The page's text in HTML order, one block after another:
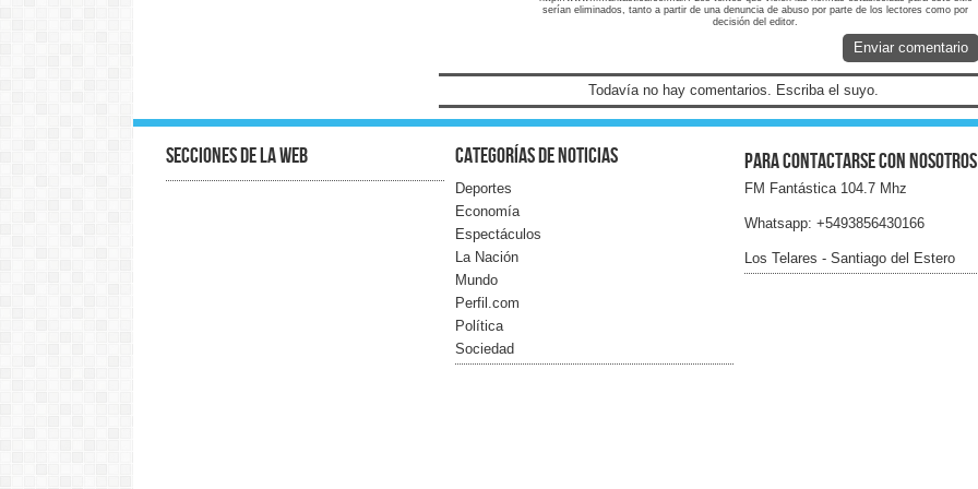
serían eliminados, tanto a partir de una denuncia de abuso por parte de los lectores como por
decisión del editor.
Enviar comentario
Todavía no hay comentarios. Escriba el suyo.
Secciones de la web Categorías de noticias
Deportes
Economía
Espectáculos
La Nación
Mundo
Perfil.com
Política
Sociedad
Para contactarse con nosotros
FM Fantástica 104.7 Mhz
Whatsapp: +5493856430166
Los Telares - Santiago del Estero